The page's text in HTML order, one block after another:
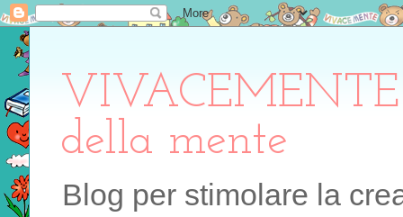
della mente
Blog per stimolare la